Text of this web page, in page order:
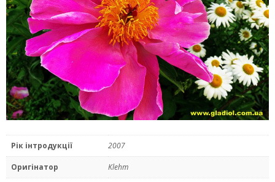
Рік інтродукції 2007
Оригінатор Klehm